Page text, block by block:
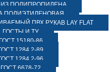
ИЗ ПОЛИПРОПИЛЕНА
ПОЛИЭТИЛЕНОВАЯ
ПВХ РУКАВ LAY FLAT
ГОСТЫ И ТУ
ГОСТ 15180-86
1284.2-89
1284.2-96
ГОСТ 6678-72